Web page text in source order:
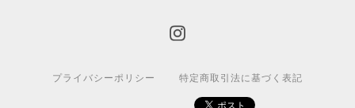
プライバシーポリシー 特定商取引法に基づく表記